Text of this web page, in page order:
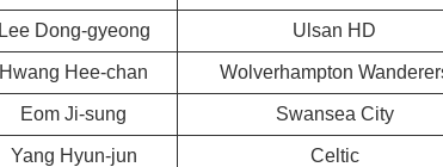
Lee Dong-gyeong Ulsan HD
Hwang Hee-chan Wolverhampton
Eom Ji-sung Swansea City
Yang Hyun-jun Celtic